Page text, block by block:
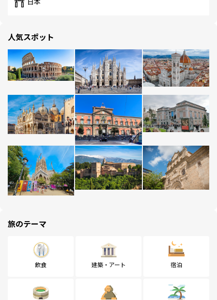
日本
人気スポット
旅のテーマ
飲食 建築・アート 宿泊